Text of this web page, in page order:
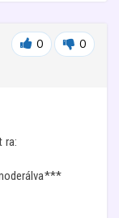
0 0
ra: